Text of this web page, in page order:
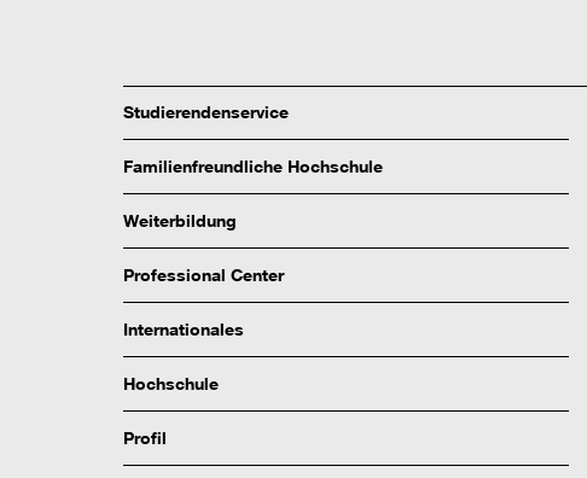
Studierendenservice
Familienfreundliche Hochschule
Weiterbildung
Professional Center
Internationales
Hochschule
Profil